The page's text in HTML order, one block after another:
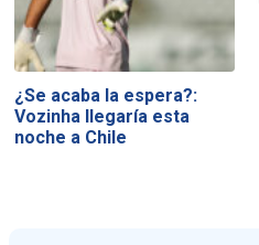
¿Se acaba la espera?:
Vozinha llegaría esta
noche a Chile